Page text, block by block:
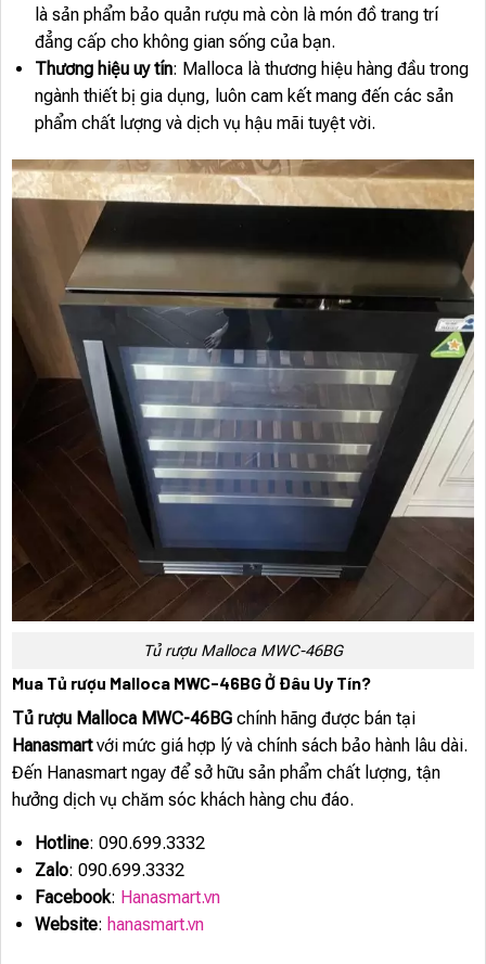
là sản phẩm bảo quản rượu mà còn là món đồ trang trí
đẳng cấp cho không gian sống của bạn.
Thương hiệu uy tín: Malloca là thương hiệu hàng đầu trong
ngành thiết bị gia dụng, luôn cam kết mang đến các sản
phẩm chất lượng và dịch vụ hậu mãi tuyệt vời.
Tủ rượu Malloca MWC-46BG
Mua Tủ rượu Malloca MWC-46BG Ở Đâu Uy Tín?
Tủ rượu Malloca MWC-46BG chính hãng được bán tại
Hanasmartvới mức giá hợp lý và chính sách bảo hành lâu dài.
Đến Hanasmart ngay để sở hữu sản phẩm chất lượng, tận
hưởng dịch vụ chăm sóc khách hàng chu đáo.
Hotline: 090.699.3332
Zalo: 090.699.3332
Facebook: Hanasmart.vn
Website: hanasmart.vn